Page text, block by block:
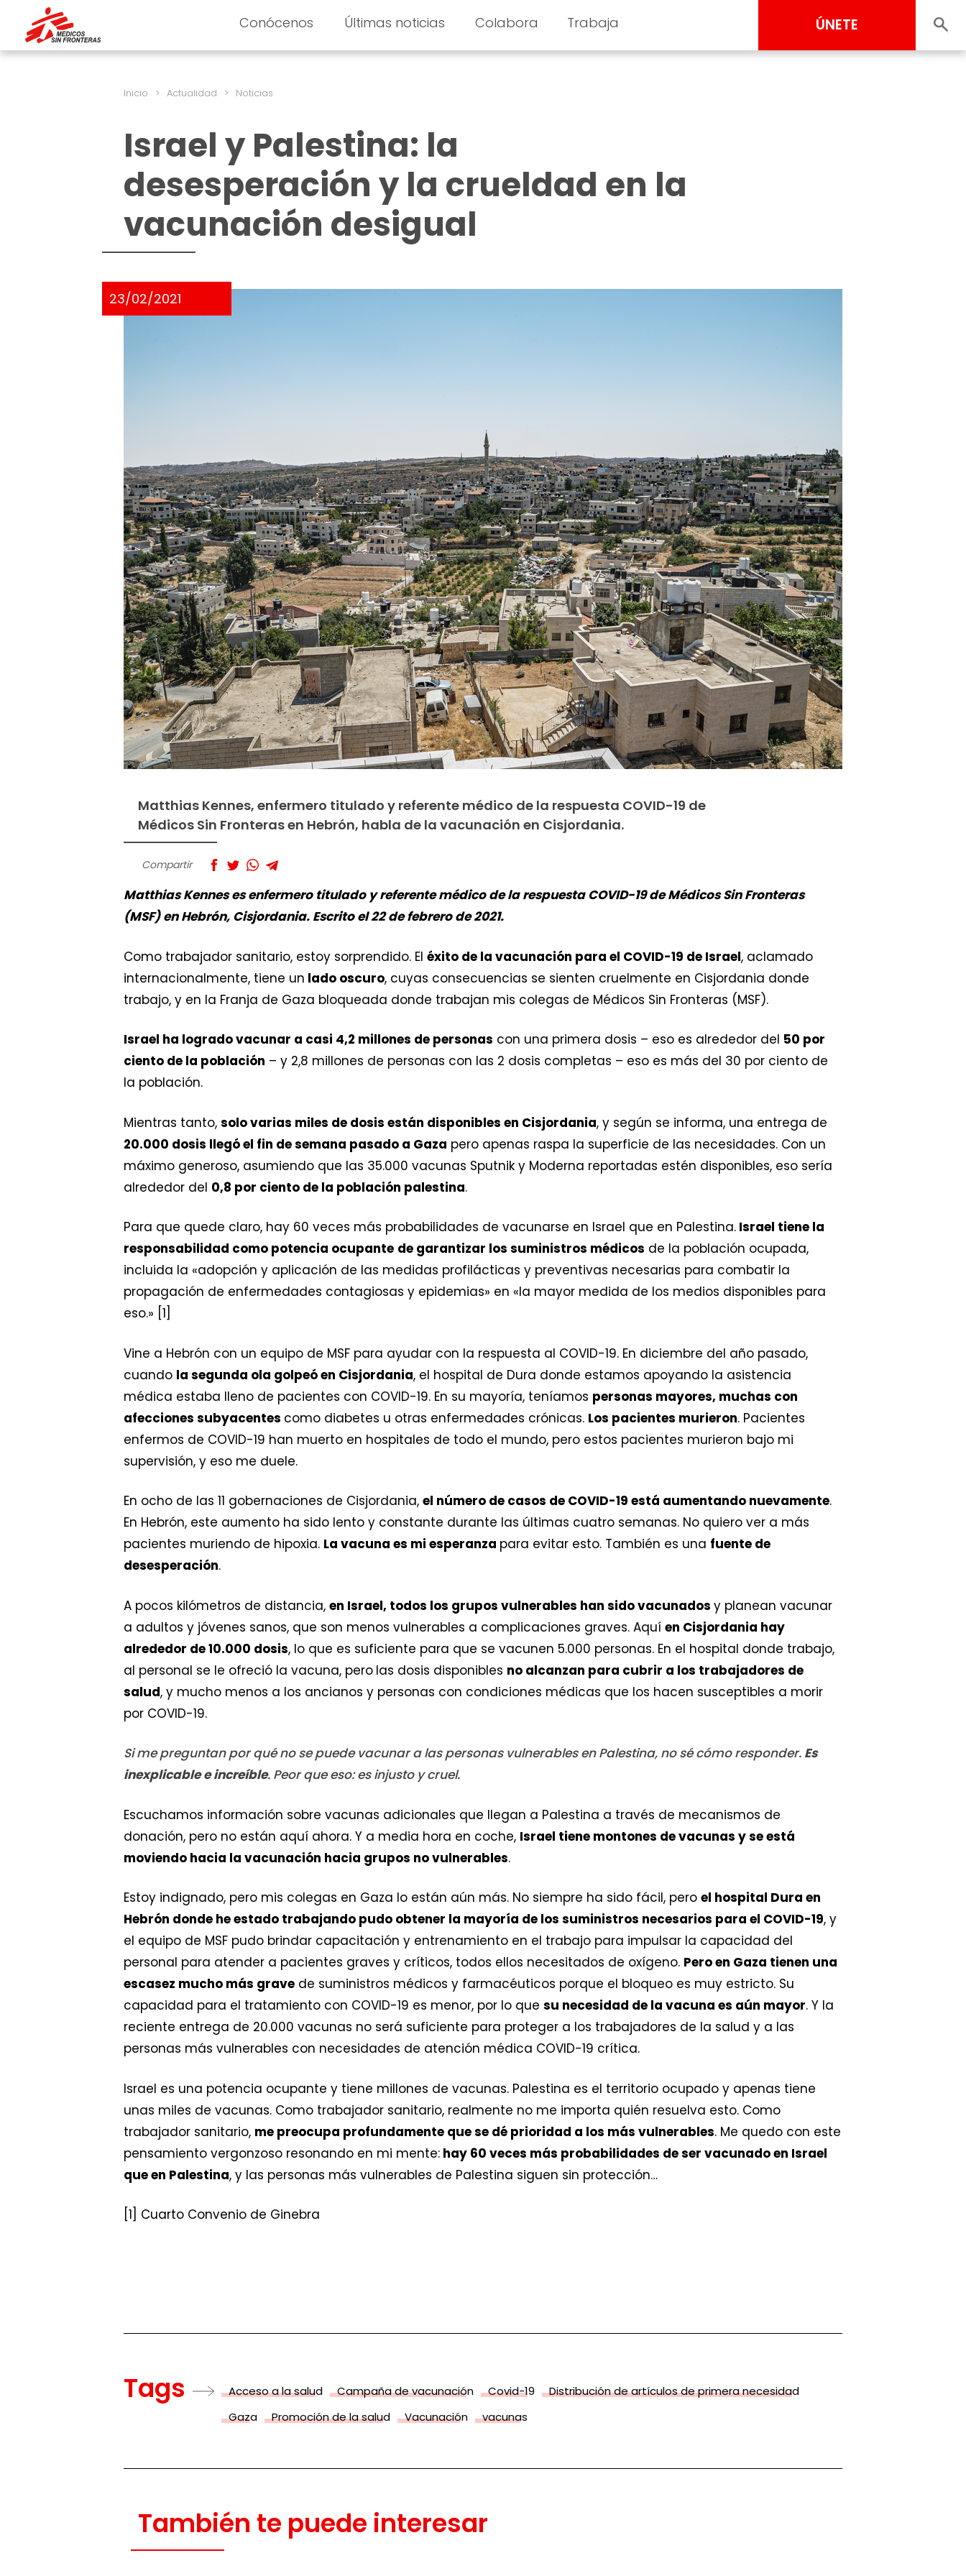
Conócenos Últimas noticias Colabora Trabaja ÚNETE
Inicio > Actualidad > Noticias
Israel y Palestina: la
desesperación y la crueldad en la
vacunación desigual
23/02/2021
Matthias Kennes, enfermero titulado y referente médico de la respuesta COVID-19 de
Médicos Sin Fronteras en Hebrón, habla de la vacunación en Cisjordania.
Compartir
Matthias Kennes es enfermero titulado y referente médico de la respuesta COVID-19 de Médicos Sin Fronteras
(MSF) en Hebrón, Cisjordania. Escrito el 22 de febrero de 2021.
Como trabajador sanitario, estoy sorprendido. El éxito de la vacunación para el COVID-19 de Israel, aclamado
internacionalmente, tiene un lado oscuro, cuyas consecuencias se sienten cruelmente en Cisjordania donde
trabajo, y en la Franja de Gaza bloqueada donde trabajan mis colegas de Médicos Sin Fronteras (MSF).
Israel ha logrado vacunar a casi 4,2 millones de personas con una primera dosis – eso es alrededor del 50 por
ciento de la población – y 2,8 millones de personas con las 2 dosis completas – eso es más del 30 por ciento de
la población.
Mientras tanto, solo varias miles de dosis están disponibles en Cisjordania, y según se informa, una entrega de
20.000 dosis llegó el fin de semana pasado a Gaza pero apenas raspa la superficie de las necesidades. Con un
máximo generoso, asumiendo que las 35.000 vacunas Sputnik y Moderna reportadas estén disponibles, eso sería
alrededor del 0,8 por ciento de la población palestina.
Para que quede claro, hay 60 veces más probabilidades de vacunarse en Israel que en Palestina. Israel tiene la
responsabilidad como potencia ocupante de garantizar los suministros médicos de la población ocupada,
incluida la «adopción y aplicación de las medidas profilácticas y preventivas necesarias para combatir la
propagación de enfermedades contagiosas y epidemias» en «la mayor medida de los medios disponibles para
eso.» [1]
Vine a Hebrón con un equipo de MSF para ayudar con la respuesta al COVID-19. En diciembre del año pasado,
cuando la segunda ola golpeó en Cisjordania, el hospital de Dura donde estamos apoyando la asistencia
médica estaba lleno de pacientes con COVID-19. En su mayoría, teníamos personas mayores, muchas con
afecciones subyacentes como diabetes u otras enfermedades crónicas. Los pacientes murieron. Pacientes
enfermos de COVID-19 han muerto en hospitales de todo el mundo, pero estos pacientes murieron bajo mi
supervisión, y eso me duele.
En ocho de las 11 gobernaciones de Cisjordania, el número de casos de COVID-19 está aumentando nuevamente.
En Hebrón, este aumento ha sido lento y constante durante las últimas cuatro semanas. No quiero ver a más
pacientes muriendo de hipoxia. La vacuna es mi esperanza para evitar esto. También es una fuente de
desesperación.
A pocos kilómetros de distancia, en Israel, todos los grupos vulnerables han sido vacunados y planean vacunar
a adultos y jóvenes sanos, que son menos vulnerables a complicaciones graves. Aquí en Cisjordania hay
alrededor de 10.000 dosis, lo que es suficiente para que se vacunen 5.000 personas. En el hospital donde trabajo,
al personal se le ofreció la vacuna, pero las dosis disponibles no alcanzan para cubrir a los trabajadores de
salud, y mucho menos a los ancianos y personas con condiciones médicas que los hacen susceptibles a morir
por COVID-19.
Si me preguntan por qué no se puede vacunar a las personas vulnerables en Palestina, no sé cómo responder. Es
inexplicable e increíble. Peor que eso: es injusto y cruel.
Escuchamos información sobre vacunas adicionales que llegan a Palestina a través de mecanismos de
donación, pero no están aquí ahora. Y a media hora en coche, Israel tiene montones de vacunas y se está
moviendo hacia la vacunación hacia grupos no vulnerables.
Estoy indignado, pero mis colegas en Gaza lo están aún más. No siempre ha sido fácil, pero el hospital Dura en
Hebrón donde he estado trabajando pudo obtener la mayoría de los suministros necesarios para el COVID-19, y
el equipo de MSF pudo brindar capacitación y entrenamiento en el trabajo para impulsar la capacidad del
personal para atender a pacientes graves y críticos, todos ellos necesitados de oxígeno. Pero en Gaza tienen una
escasez mucho más grave de suministros médicos y farmacéuticos porque el bloqueo es muy estricto. Su
capacidad para el tratamiento con COVID-19 es menor, por lo que su necesidad de la vacuna es aún mayor. Y la
reciente entrega de 20.000 vacunas no será suficiente para proteger a los trabajadores de la salud y a las
personas más vulnerables con necesidades de atención médica COVID-19 crítica.
Israel es una potencia ocupante y tiene millones de vacunas. Palestina es el territorio ocupado y apenas tiene
unas miles de vacunas. Como trabajador sanitario, realmente no me importa quién resuelva esto. Como
trabajador sanitario, me preocupa profundamente que se dé prioridad a los más vulnerables. Me quedo con este
pensamiento vergonzoso resonando en mi mente: hay 60 veces más probabilidades de ser vacunado en Israel
que en Palestina, y las personas más vulnerables de Palestina siguen sin protección…
[1] Cuarto Convenio de Ginebra
Tags Acceso a la salud Campaña de vacunación Covid-19
Distribución de artículos de primera necesidad
Gaza
Promoción de la salud Vacunación vacunas
También te puede interesar